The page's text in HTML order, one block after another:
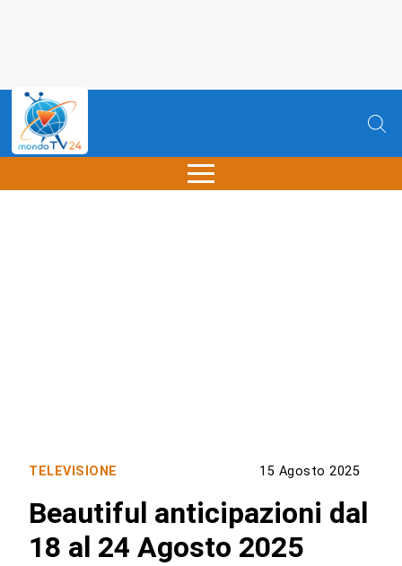
TELEVISIONE 15 Agosto 2025
Beautiful anticipazioni dal
18 al 24 Agosto 2025